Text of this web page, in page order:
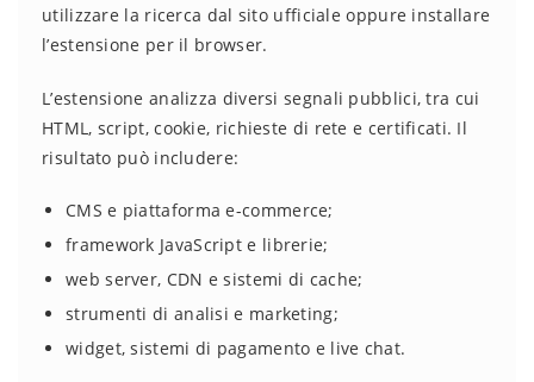
utilizzare la ricerca dal sito ufficiale oppure installare
l’estensione per il browser.
L’estensione analizza diversi segnali pubblici, tra cui
HTML, script, cookie, richieste di rete e certificati. Il
risultato può includere:
CMS e piattaforma e-commerce;
framework JavaScript e librerie;
web server, CDN e sistemi di cache;
strumenti di analisi e marketing;
widget, sistemi di pagamento e live chat.